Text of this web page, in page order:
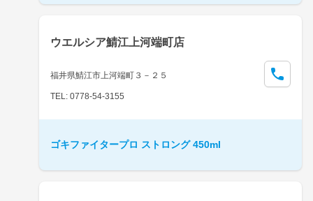
ウエルシア鯖江上河端町店
福井県鯖江市上河端町３－２５
TEL: 0778-54-3155
ゴキファイタープロ ストロング 450ml